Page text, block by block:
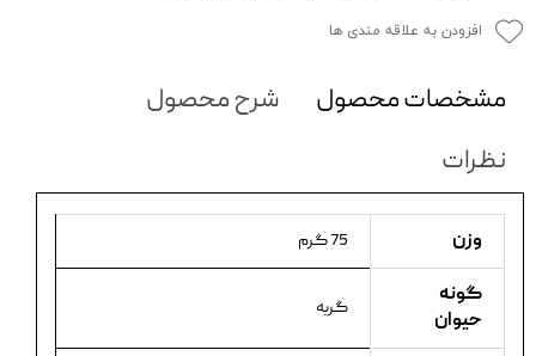
افزودن به علاقه مندی ها
مشخصات محصول
شرح محصول
نظرات
وزن 75 گرم
گونه
حیوان
گربه